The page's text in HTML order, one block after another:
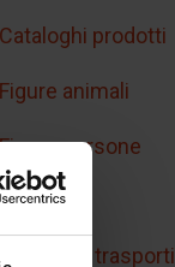
Cataloghi prodotti
Figure animali
persone
e trasporti